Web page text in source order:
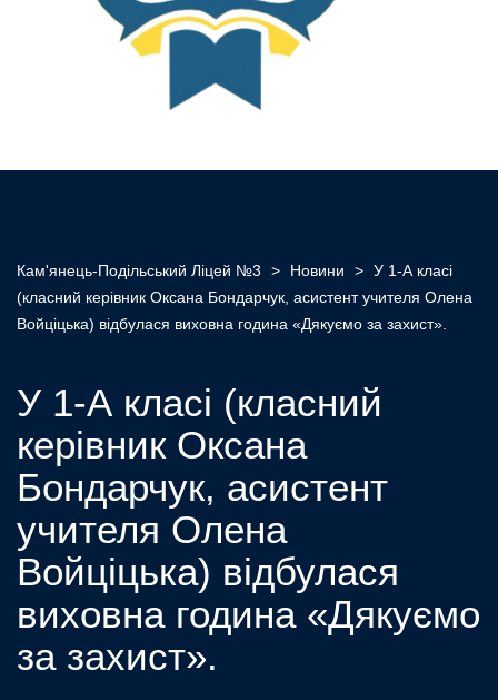
Кам'янець-Подільський Ліцей №3 > Новини > У 1-А класі
(класний керівник Оксана Бондарчук, асистент учителя Олена
Войціцька) відбулася виховна година «Дякуємо за захист».
У 1-А класі (класний
керівник Оксана
Бондарчук, асистент
учителя Олена
Войціцька) відбулася
виховна година «Дякуємо
за захист».